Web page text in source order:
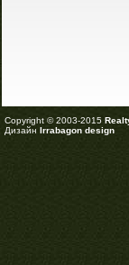
Copyright © 2003-2015
Дизайн Irrabagon design